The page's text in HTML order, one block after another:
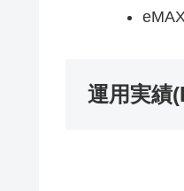
運用実績